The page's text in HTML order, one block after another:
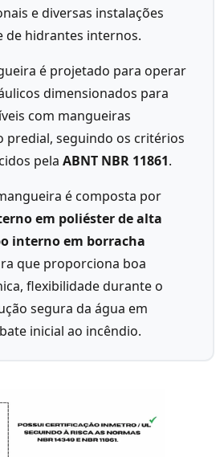
e diversas instalações
de hidrantes internos.
é projetado para operar
dimensionados para
com mangueiras
predial, seguindo os critérios
pela ABNT NBR 11861.
é composta por
em poliéster de alta
interno em borracha
que proporciona boa
flexibilidade durante o
segura da água em
inicial ao incêndio.